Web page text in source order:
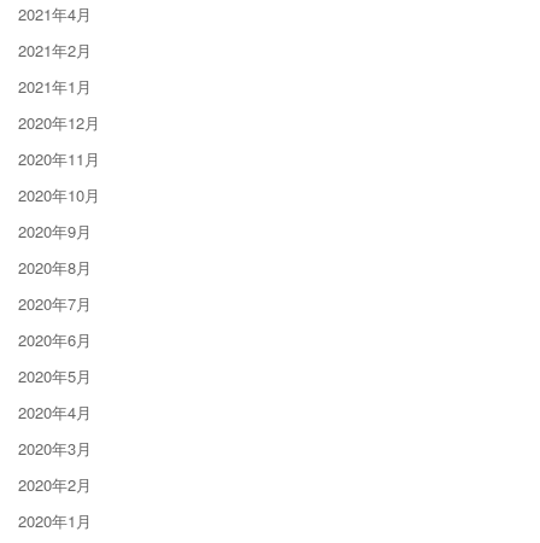
2021年4月
2021年2月
2021年1月
2020年12月
2020年11月
2020年10月
2020年9月
2020年8月
2020年7月
2020年6月
2020年5月
2020年4月
2020年3月
2020年2月
2020年1月